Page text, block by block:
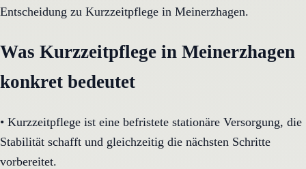
Entscheidung zu Kurzzeitpflege in Meinerzhagen.
Was Kurzzeitpflege in Meinerzhagen
konkret bedeutet
• Kurzzeitpflege ist eine befristete stationäre Versorgung, die
Stabilität schafft und gleichzeitig die nächsten Schritte
vorbereitet.